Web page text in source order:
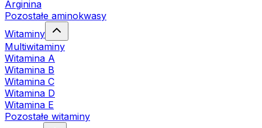
Arginina
Pozostałe aminokwasy
Witaminy
Multiwitaminy
Witamina A
Witamina B
Witamina C
Witamina D
Witamina E
Pozostałe witaminy